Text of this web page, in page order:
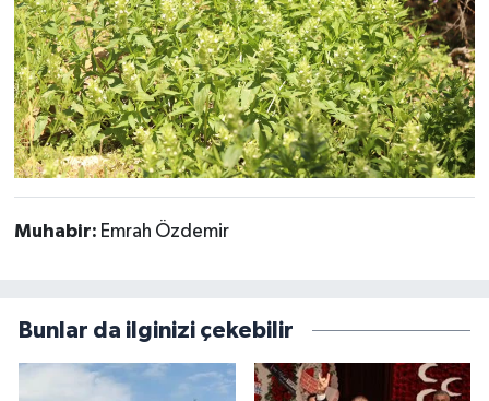
Muhabir: Emrah Özdemir
Bunlar da ilginizi çekebilir